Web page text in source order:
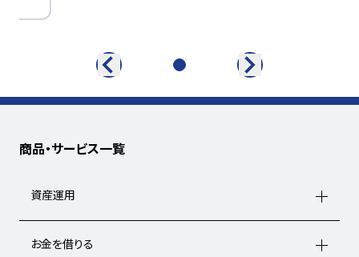
商品・サービス一覧
資産運用
お金を借りる